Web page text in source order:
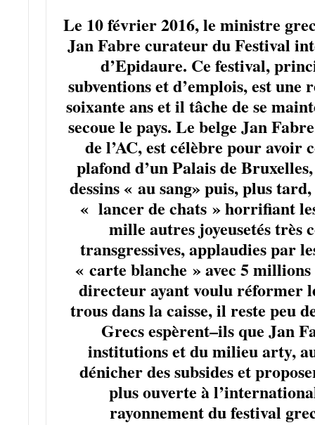
Le 10 février 2016, le ministre
Jan Fabre curateur du Festival
d’Epidaure. Ce festival,
subventions et d’emplois, est une
soixante ans et il tâche de se
secoue le pays. Le belge Jan
de l’AC, est célèbre pour avoir
plafond d’un Palais de
dessins « au sang» puis, plus
« lancer de chats » horrifiant
mille autres joyeusetés très
transgressives, applaudies par
« carte blanche » avec 5
directeur ayant voulu réformer
trous dans la caisse, il reste peu
Grecs espèrent–ils que Jan
institutions et du milieu arty,
dénicher des subsides et
plus ouverte à
rayonnement du festival